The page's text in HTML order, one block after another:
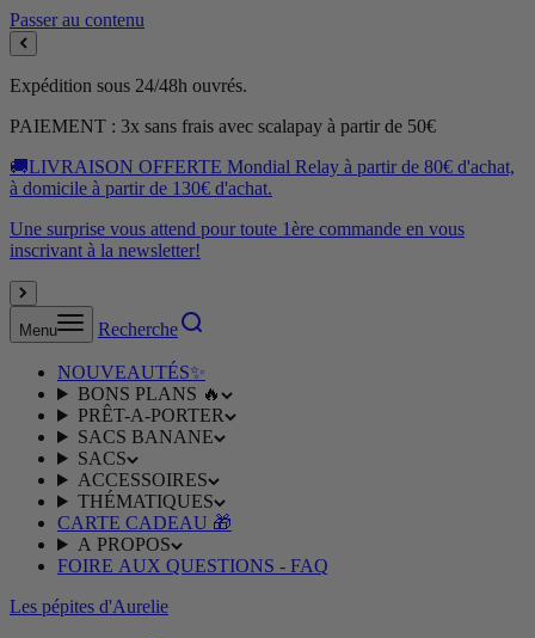
Passer au contenu
Expédition sous 24/48h ouvrés.
PAIEMENT : 3x sans frais avec scalapay à partir de 50€
🚚LIVRAISON OFFERTE Mondial Relay à partir de 80€ d'achat,
à domicile à partir de 130€ d'achat.
Une surprise vous attend pour toute 1ère commande en vous
inscrivant à la newsletter!
Menu Recherche
NOUVEAUTÉS✨
BONS PLANS 🔥
PRÊT-A-PORTER
SACS BANANE
SACS
ACCESSOIRES
THÉMATIQUES
CARTE CADEAU 🎁
A PROPOS
FOIRE AUX QUESTIONS - FAQ
Les pépites d'Aurelie